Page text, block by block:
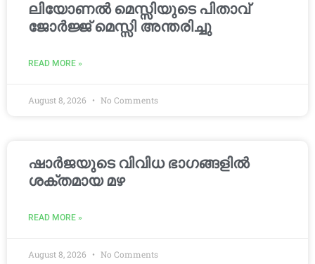
ലിയോണൽ മെസ്സിയുടെ പിതാവ്
ജോർജ്ജ് മെസ്സി അന്തരിച്ചു
READ MORE »
August 8, 2026 No Comments
ഷാർജയുടെ വിവിധ ഭാഗങ്ങളിൽ
ശക്തമായ മഴ
READ MORE »
August 8, 2026 No Comments